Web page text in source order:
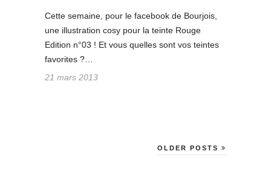
Cette semaine, pour le facebook de Bourjois,
une illustration cosy pour la teinte Rouge
Edition n°03 ! Et vous quelles sont vos teintes
favorites ?…
21 mars 2013
OLDER POSTS